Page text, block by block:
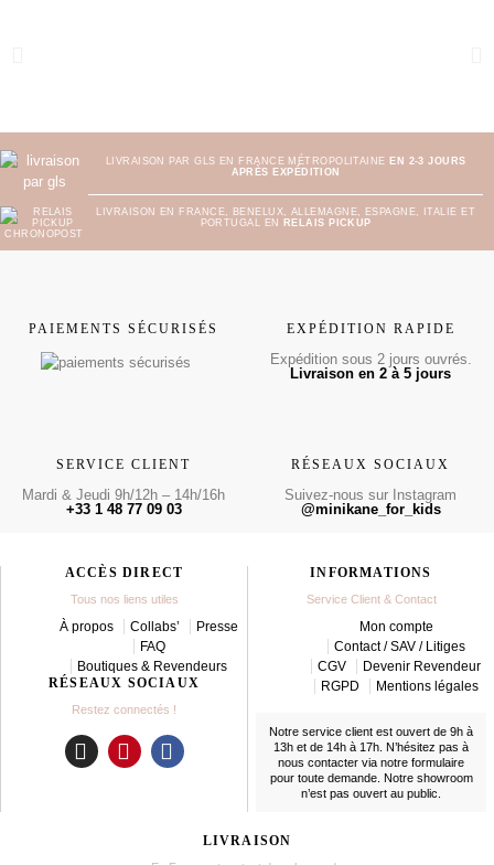
LIVRAISON PAR GLS EN FRANCE MÉTROPOLITAINE EN 2-3 JOURS
APRÈS EXPÉDITION
LIVRAISON EN FRANCE, BENELUX, ALLEMAGNE, ESPAGNE, ITALIE ET
PORTUGAL EN
RELAIS PICKUP
PAIEMENTS SÉCURISÉS EXPÉDITION RAPIDE
Expédition sous 2 jours ouvrés.
Livraison en 2 à 5 jours
SERVICE CLIENT
Mardi & Jeudi 9h/12h – 14h/16h
+33 1 48 77 09 03
RÉSEAUX SOCIAUX
Suivez-nous sur Instagram
@minikane_for_kids
ACCÈS DIRECT
Tous nos liens utiles
À propos Collabs’
Presse
FAQ
Boutiques & Revendeurs
RÉSEAUX SOCIAUX
Restez connectés !
I
P
F
b
INFORMATIONS
Service Client & Contact
Mon compte
Contact / SAV / Litiges
CGV
Devenir Revendeur
RGPD
Mentions légales
Notre service client est ouvert de 9h à
13h et de 14h à 17h. N’hésitez pas à
nous contacter via notre formulaire
pour toute demande. Notre showroom
n’est pas ouvert au public.
LIVRAISON